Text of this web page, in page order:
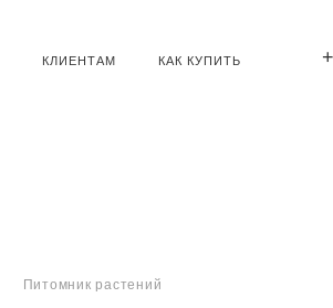
КЛИЕНТАМ КАК КУПИТЬ
Питомник растений